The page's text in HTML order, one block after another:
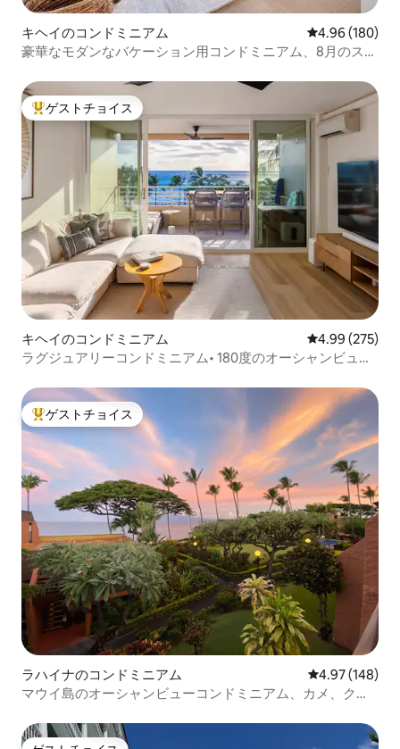
キヘイのコンドミニアム レビュー180
4.96 (180)
豪華なモダンなバケーション用コンドミニアム、8月のスペ
大好評のゲストチョイスです。
ゲストチョイス
キヘイのコンドミニアム レビュー275
4.99 (275)
ラグジュアリーコンドミニアム• 180度のオーシャンビュー•
大好評のゲストチョイスです。
ゲストチョイス
ラハイナのコンドミニアム レビュー148
4.97 (148)
マウイ島のオーシャンビューコンドミニアム、カメ、クジ